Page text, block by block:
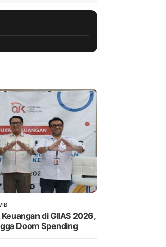
di GIIAS 2026,
Doom Spending